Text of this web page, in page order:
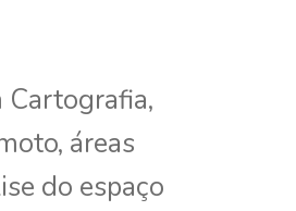
Cartografia,
áreas
do espaço